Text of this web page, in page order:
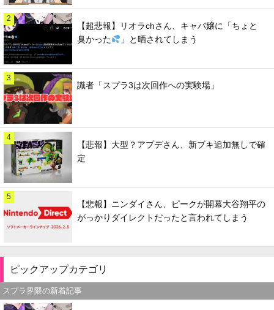
2
【超悲報】リオラchさん、キャバ嬢に「ちょと
臭かった
」と晒されてしまう
3
識者「スプラ3は次回作への実験場」
4
【悲報】大型？アプデさん、新ブキ追加無しで確
定
5
【悲報】ニンダイさん、ピークが開幕大谷翔平の
がっかりダイレクトだったと言われてしまう
ピックアップカテゴリ
スプラ界隈の新着記事